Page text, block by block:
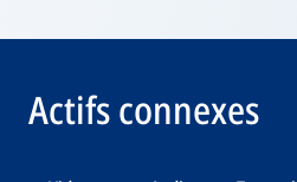
Actifs connexes